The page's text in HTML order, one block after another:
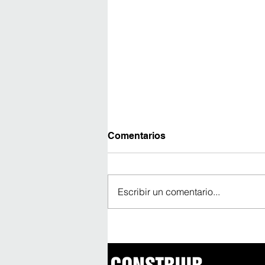
edificio más alto de
Comentarios
Escribir un comentario...